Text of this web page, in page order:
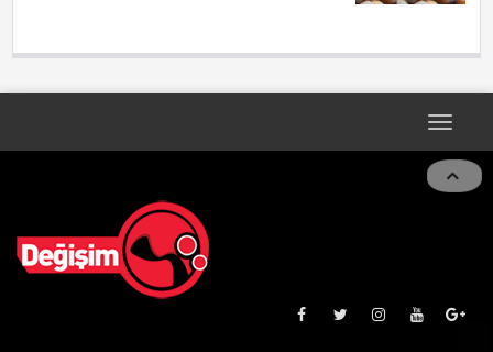
Toggle